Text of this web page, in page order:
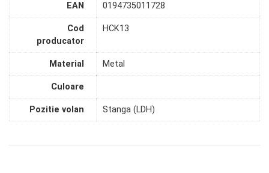
EAN 0194735011728
Cod
producator
HCK13
Material Metal
Culoare
Pozitie volan Stanga (LDH)